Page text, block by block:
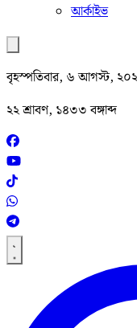
আর্কাইভ
বৃহস্পতিবার, ৬ আগস্ট,
২২ শ্রাবণ, ১৪৩৩ বঙ্গাব্দ